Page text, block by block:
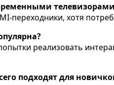
переходники, хотя
реализовать
подходят для